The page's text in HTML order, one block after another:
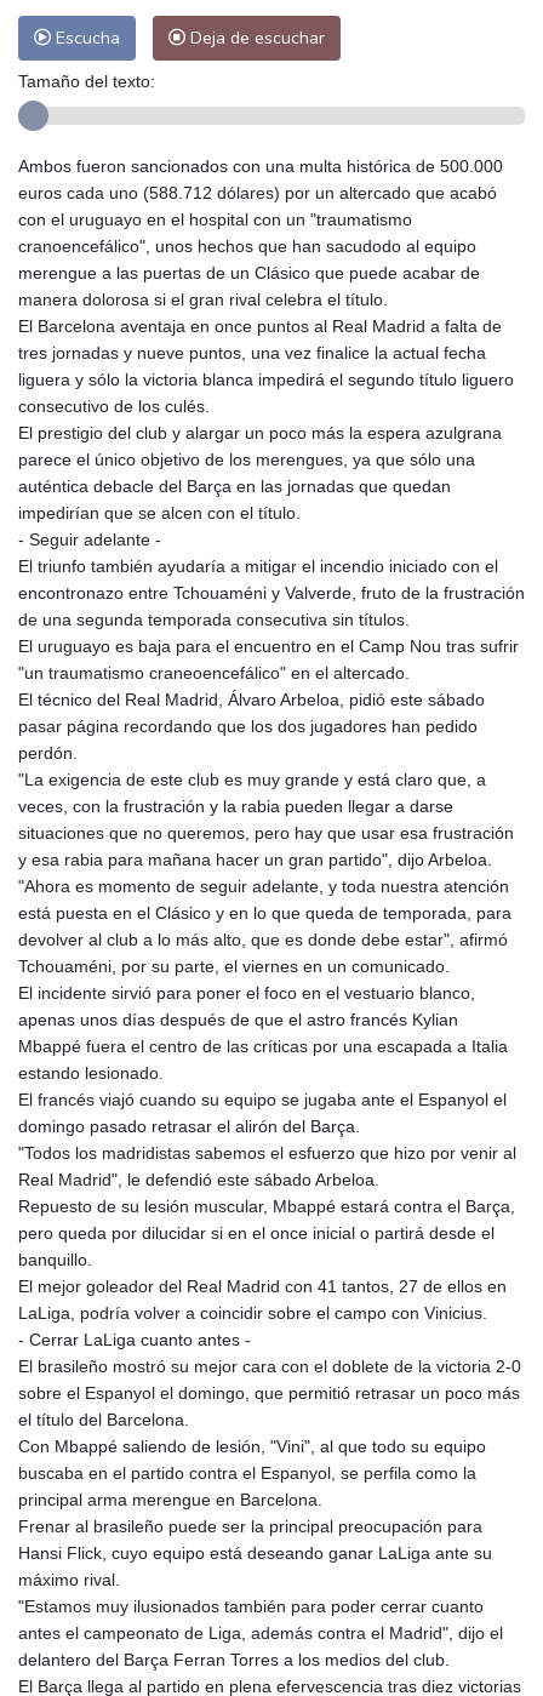
Escucha Deja de escuchar
Tamaño del texto:
Ambos fueron sancionados con una multa histórica de 500.000
euros cada uno (588.712 dólares) por un altercado que acabó
con el uruguayo en el hospital con un "traumatismo
cranoencefálico", unos hechos que han sacudodo al equipo
merengue a las puertas de un Clásico que puede acabar de
manera dolorosa si el gran rival celebra el título.
El Barcelona aventaja en once puntos al Real Madrid a falta de
tres jornadas y nueve puntos, una vez finalice la actual fecha
liguera y sólo la victoria blanca impedirá el segundo título liguero
consecutivo de los culés.
El prestigio del club y alargar un poco más la espera azulgrana
parece el único objetivo de los merengues, ya que sólo una
auténtica debacle del Barça en las jornadas que quedan
impedirían que se alcen con el título.
- Seguir adelante -
El triunfo también ayudaría a mitigar el incendio iniciado con el
encontronazo entre Tchouaméni y Valverde, fruto de la frustración
de una segunda temporada consecutiva sin títulos.
El uruguayo es baja para el encuentro en el Camp Nou tras sufrir
"un traumatismo craneoencefálico" en el altercado.
El técnico del Real Madrid, Álvaro Arbeloa, pidió este sábado
pasar página recordando que los dos jugadores han pedido
perdón.
"La exigencia de este club es muy grande y está claro que, a
veces, con la frustración y la rabia pueden llegar a darse
situaciones que no queremos, pero hay que usar esa frustración
y esa rabia para mañana hacer un gran partido", dijo Arbeloa.
"Ahora es momento de seguir adelante, y toda nuestra atención
está puesta en el Clásico y en lo que queda de temporada, para
devolver al club a lo más alto, que es donde debe estar", afirmó
Tchouaméni, por su parte, el viernes en un comunicado.
El incidente sirvió para poner el foco en el vestuario blanco,
apenas unos días después de que el astro francés Kylian
Mbappé fuera el centro de las críticas por una escapada a Italia
estando lesionado.
El francés viajó cuando su equipo se jugaba ante el Espanyol el
domingo pasado retrasar el alirón del Barça.
"Todos los madridistas sabemos el esfuerzo que hizo por venir al
Real Madrid", le defendió este sábado Arbeloa.
Repuesto de su lesión muscular, Mbappé estará contra el Barça,
pero queda por dilucidar si en el once inicial o partirá desde el
banquillo.
El mejor goleador del Real Madrid con 41 tantos, 27 de ellos en
LaLiga, podría volver a coincidir sobre el campo con Vinicius.
- Cerrar LaLiga cuanto antes -
El brasileño mostró su mejor cara con el doblete de la victoria 2-0
sobre el Espanyol el domingo, que permitió retrasar un poco más
el título del Barcelona.
Con Mbappé saliendo de lesión, "Vini", al que todo su equipo
buscaba en el partido contra el Espanyol, se perfila como la
principal arma merengue en Barcelona.
Frenar al brasileño puede ser la principal preocupación para
Hansi Flick, cuyo equipo está deseando ganar LaLiga ante su
máximo rival.
"Estamos muy ilusionados también para poder cerrar cuanto
antes el campeonato de Liga, además contra el Madrid", dijo el
delantero del Barça Ferran Torres a los medios del club.
El Barça llega al partido en plena efervescencia tras diez victorias